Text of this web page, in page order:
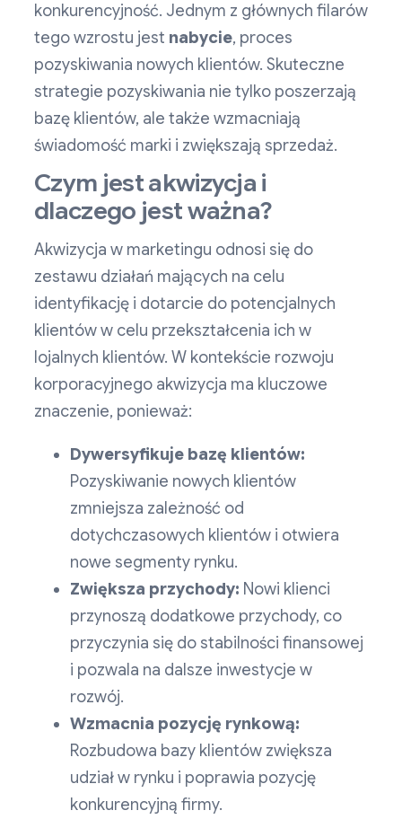
konkurencyjność. Jednym z głównych filarów
tego wzrostu jest nabycie, proces
pozyskiwania nowych klientów. Skuteczne
strategie pozyskiwania nie tylko poszerzają
bazę klientów, ale także wzmacniają
świadomość marki i zwiększają sprzedaż.
Czym jest akwizycja i
dlaczego jest ważna?
Akwizycja w marketingu odnosi się do
zestawu działań mających na celu
identyfikację i dotarcie do potencjalnych
klientów w celu przekształcenia ich w
lojalnych klientów. W kontekście rozwoju
korporacyjnego akwizycja ma kluczowe
znaczenie, ponieważ:
Dywersyfikuje bazę klientów:
Pozyskiwanie nowych klientów
zmniejsza zależność od
dotychczasowych klientów i otwiera
nowe segmenty rynku.
Zwiększa przychody: Nowi klienci
przynoszą dodatkowe przychody, co
przyczynia się do stabilności finansowej
i pozwala na dalsze inwestycje w
rozwój.
Wzmacnia pozycję rynkową:
Rozbudowa bazy klientów zwiększa
udział w rynku i poprawia pozycję
konkurencyjną firmy.